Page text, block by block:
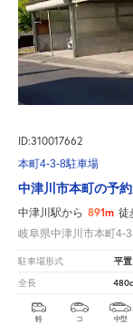
ID:310017662
本町4-3-8駐車場
中津川市本町の予
中津川駅から 891m 徒
岐阜県中津川市本町4-
駐車場形式 平
全長
軽 コ 中型